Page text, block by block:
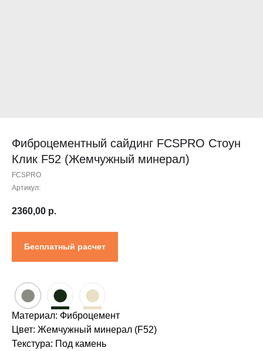
Фиброцементный сайдинг FCSPRO Стоун
Клик F52 (Жемчужный минерал)
FCSPRO
Артикул:
2360,00 р.
Бесплатный расчет
● ● ●
Материал: Фиброцемент
Цвет: Жемчужный минерал (F52)
Текстура: Под камень